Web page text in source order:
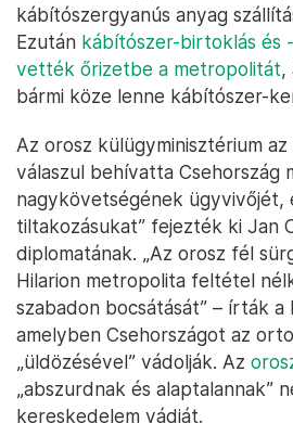
kábítószergyanús anyag
Ezután kábítószer-birtoklás és
vették őrizetbe a metropolitát,
bármi köze lenne kábítószer-
Az orosz külügyminisztérium
válaszul behívatta Csehország
nagykövetségének ügyvivőjét,
tiltakozásukat” fejezték ki Jan
diplomatának. „Az orosz fél
Hilarion metropolita feltétel
szabadon bocsátását” – írták
amelyben Csehországot az
„üldözésével” vádolják. Az
„abszurdnak és alaptalannak”
kereskedelem vádját.